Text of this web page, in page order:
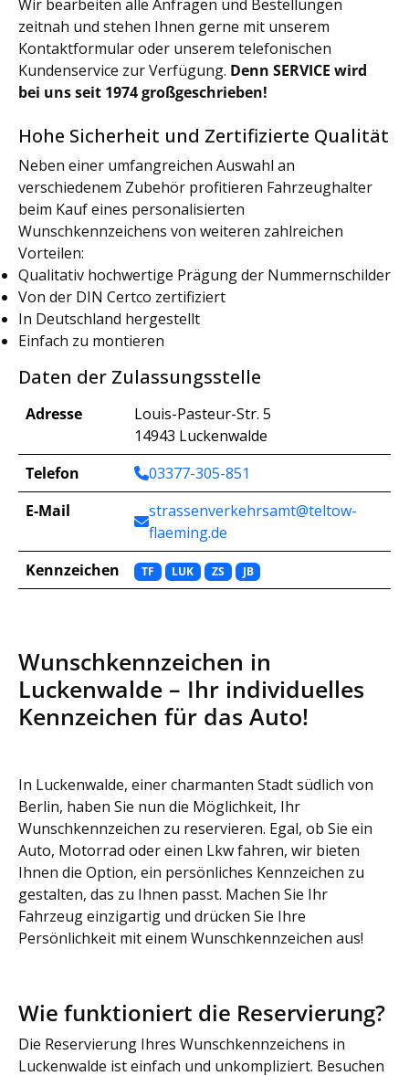
Wir bearbeiten alle Anfragen und Bestellungen
zeitnah und stehen Ihnen gerne mit unserem
Kontaktformular oder unserem telefonischen
Kundenservice zur Verfügung. Denn SERVICE wird
bei uns seit 1974 großgeschrieben!
Hohe Sicherheit und Zertifizierte Qualität
Neben einer umfangreichen Auswahl an
verschiedenem Zubehör profitieren Fahrzeughalter
beim Kauf eines personalisierten
Wunschkennzeichens von weiteren zahlreichen
Vorteilen:
Qualitativ hochwertige Prägung der Nummernschilder
Von der DIN Certco zertifiziert
In Deutschland hergestellt
Einfach zu montieren
Daten der Zulassungsstelle
Adresse
Louis-Pasteur-Str. 5
14943 Luckenwalde
Telefon
03377-305-851
E-Mail
strassenverkehrsamt@teltow-
flaeming.de
Kennzeichen
TF LUK ZS JB
Wunschkennzeichen in
Luckenwalde – Ihr individuelles
Kennzeichen für das Auto!
In Luckenwalde, einer charmanten Stadt südlich von
Berlin, haben Sie nun die Möglichkeit, Ihr
Wunschkennzeichen zu reservieren. Egal, ob Sie ein
Auto, Motorrad oder einen Lkw fahren, wir bieten
Ihnen die Option, ein persönliches Kennzeichen zu
gestalten, das zu Ihnen passt. Machen Sie Ihr
Fahrzeug einzigartig und drücken Sie Ihre
Persönlichkeit mit einem Wunschkennzeichen aus!
Wie funktioniert die Reservierung?
Die Reservierung Ihres Wunschkennzeichens in
Luckenwalde ist einfach und unkompliziert. Besuchen